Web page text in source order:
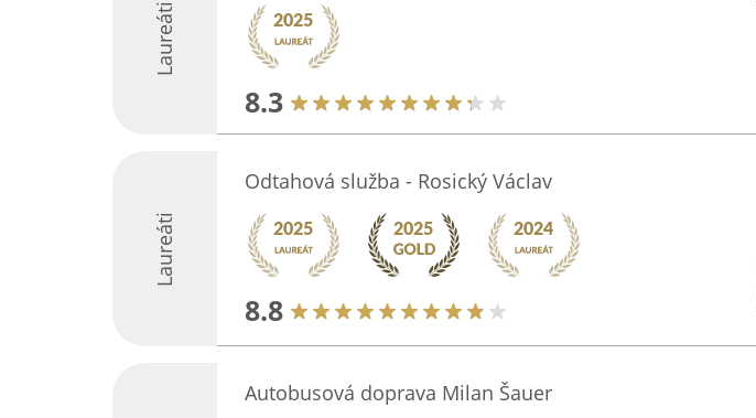
Laureáti
8.3
Laureáti
Odtahová služba - Rosický Václav
8.8
Autobusová doprava Milan Šauer